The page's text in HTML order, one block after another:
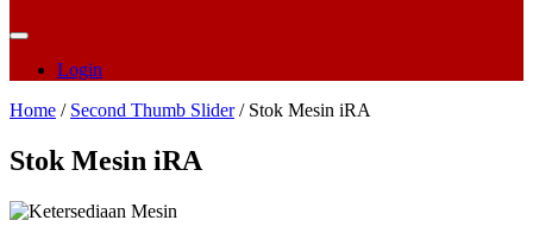
Login
Home / Second Thumb Slider/ Stok Mesin iRA
Stok Mesin iRA